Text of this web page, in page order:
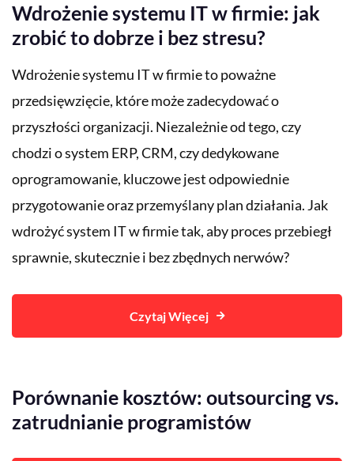
Wdrożenie systemu IT w firmie: jak
zrobić to dobrze i bez stresu?
Wdrożenie systemu IT w firmie to poważne
przedsięwzięcie, które może zadecydować o
przyszłości organizacji. Niezależnie od tego, czy
chodzi o system ERP, CRM, czy dedykowane
oprogramowanie, kluczowe jest odpowiednie
przygotowanie oraz przemyślany plan działania. Jak
wdrożyć system IT w firmie tak, aby proces przebiegł
sprawnie, skutecznie i bez zbędnych nerwów?
Czytaj Więcej
Porównanie kosztów: outsourcing vs.
zatrudnianie programistów